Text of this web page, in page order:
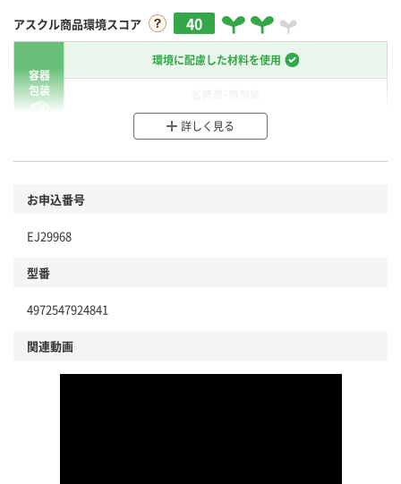
アスクル商品環境スコア 40
容器
包装
環境に配慮した材料を使用
分別・リサイクルしやすい設計
本体
仕組
詳しく見る
お申込番号
EJ29968
型番
4972547924841
関連動画